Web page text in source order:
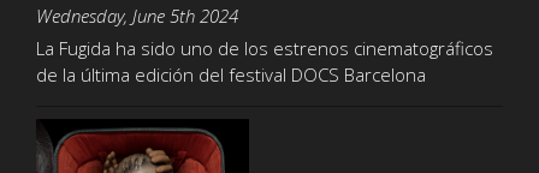
Wednesday, June 5th 2024
La Fugida ha sido uno de los estrenos cinematográficos
de la última edición del festival DOCS Barcelona